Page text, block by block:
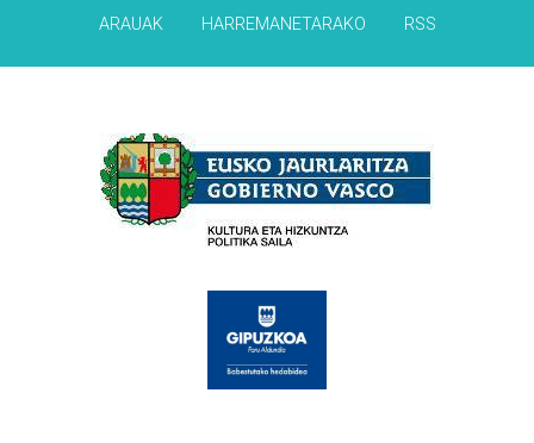
ARAUAK HARREMANETARAKO RSS